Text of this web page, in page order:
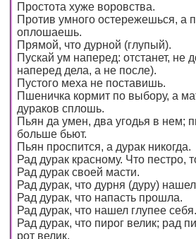
Простота хуже воровства.
Против умного остережешься, а
оплошаешь.
Прямой, что дурной (глупый).
Пускай ум наперед: отстанет, не
наперед дела, а не после).
Пустого меха не поставишь.
Пшеничка кормит по выбору, а
дураков сплошь.
Пьян да умен, два угодья в нем;
больше бьют.
Пьян проспится, а дурак никогда.
Рад дурак красному. Что пестро,
Рад дурак своей масти.
Рад дурак, что дурня (дуру)
Рад дурак, что напасть прошла.
Рад дурак, что нашел глупее себя.
Рад дурак, что пирог велик; рад
рот велик.